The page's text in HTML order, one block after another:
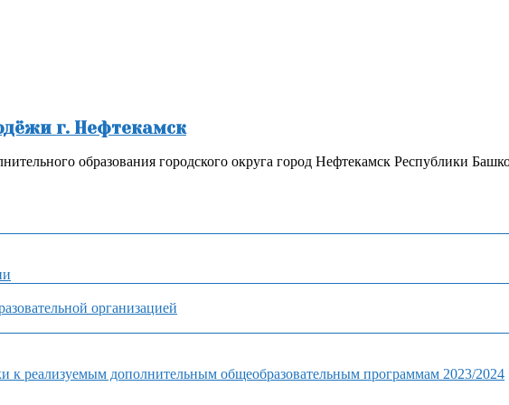
г. Нефтекамск
образования городского округа город Нефтекамск Республики
организацией
к реализуемым дополнительным общеобразовательным программам 2023/2024